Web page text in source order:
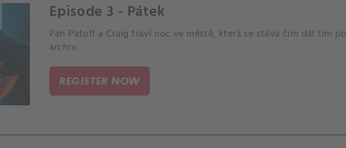
Episode 3 - Pátek
Pan Patoff a Craig tráví noc ve městě, která se stává čím dál tím
archiv.
REGISTER NOW